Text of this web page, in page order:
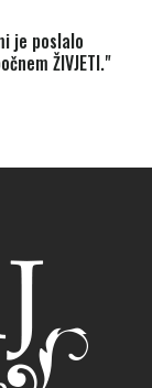
je poslalo
ŽIVJETI."